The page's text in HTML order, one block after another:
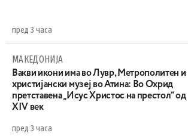
пред 3 часа
МАКЕДОНИЈА
Вакви икони има во Лувр, Метрополитен и
христијански музеј во Атина: Во Охрид
претставена „Исус Христос на престол“ од
XIV век
пред 3 часа